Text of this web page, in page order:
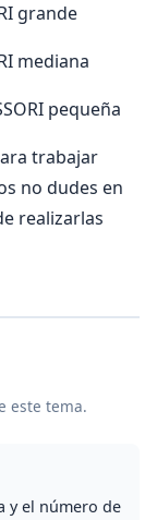
grande
mediana
pequeña
trabajar
no dudes en
realizarlas
este tema.
y el número de